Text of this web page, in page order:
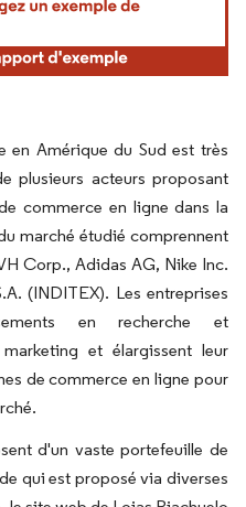
en Amérique du Sud est très
plusieurs acteurs proposant
commerce en ligne dans la
marché étudié comprennent
Corp., Adidas AG, Nike Inc.
(INDITEX). Les entreprises
en recherche et
et élargissent leur
de commerce en ligne pour
d'un vaste portefeuille de
qui est proposé via diverses